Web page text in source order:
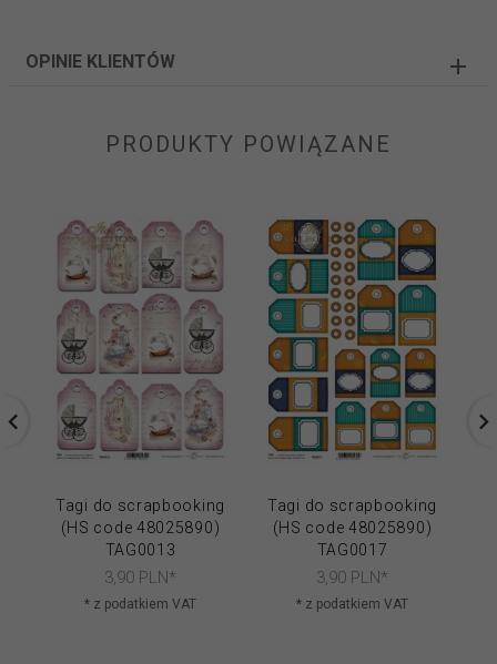
OPINIE KLIENTÓW
PRODUKTY POWIĄZANE
Tagi do scrapbooking
(HS code 48025890)
TAG0013
3,90 PLN*
* z podatkiem VAT
Tagi do scrapbooking
(HS code 48025890)
TAG0017
3,90 PLN*
* z podatkiem VAT